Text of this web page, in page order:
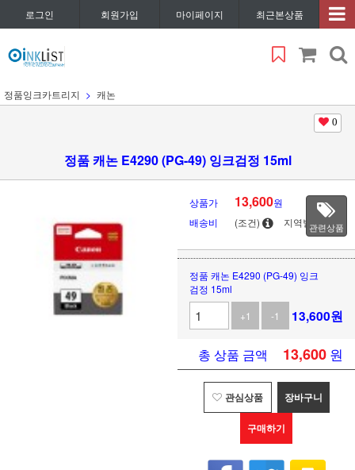
로그인 회원가입 마이페이지 최근본상품
정품잉크카트리지 캐논
0
정품 캐논 E4290 (PG-49) 잉크검정 15ml
상품가 13,600원
배송비
(조건) 지역별관련상품
정품 캐논 E4290 (PG-49) 잉크
검정 15ml
+1
-1 13,600원
총 상품 금액 13,600 원
관심상품 장바구니
구매하기